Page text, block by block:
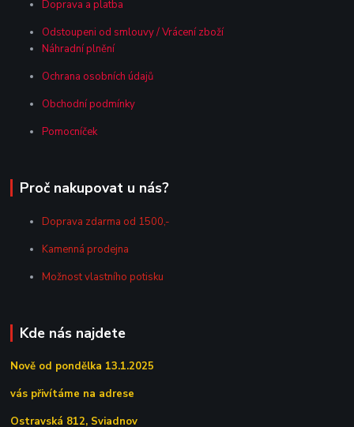
Doprava a platba
Odstoupeni od smlouvy / Vrácení zboží
Náhradní plnění
Ochrana osobních údajů
Obchodní podmínky
Pomocníček
Proč nakupovat u nás?
Doprava zdarma od 1500,-
Kamenná prodejna
Možnost vlastního potisku
Kde nás najdete
Nově od pondělka 13.1.2025
vás přivítáme na adrese
Ostravská 812, Sviadnov